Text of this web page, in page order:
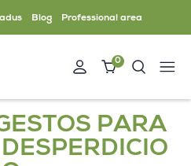
Blog Professional area
0
PARA